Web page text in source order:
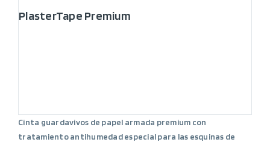
PlasterTape Premium
Cinta guardavivos de papel armada premium con
tratamiento antihumedad especial para las esquinas de